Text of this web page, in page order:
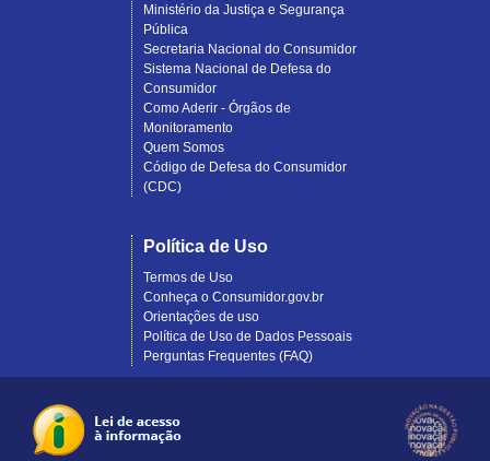
Ministério da Justiça e Segurança
Pública
Secretaria Nacional do Consumidor
Sistema Nacional de Defesa do
Consumidor
Como Aderir - Órgãos de
Monitoramento
Quem Somos
Código de Defesa do Consumidor
(CDC)
Política de Uso
Termos de Uso
Conheça o Consumidor.gov.br
Orientações de uso
Política de Uso de Dados Pessoais
Perguntas Frequentes (FAQ)